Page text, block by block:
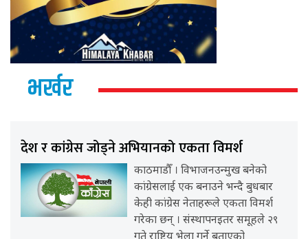
भर्खर
देश र कांग्रेस जोड्ने अभियानको एकता विमर्श
काठमाडौँ । विभाजनउन्मुख बनेको
कांग्रेसलाई एक बनाउने भन्दै बुधबार
केही कांग्रेस नेताहरूले एकता विमर्श
गरेका छन् । संस्थापनइतर समूहले २९